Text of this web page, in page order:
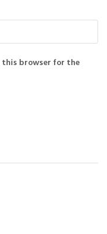
this browser for the